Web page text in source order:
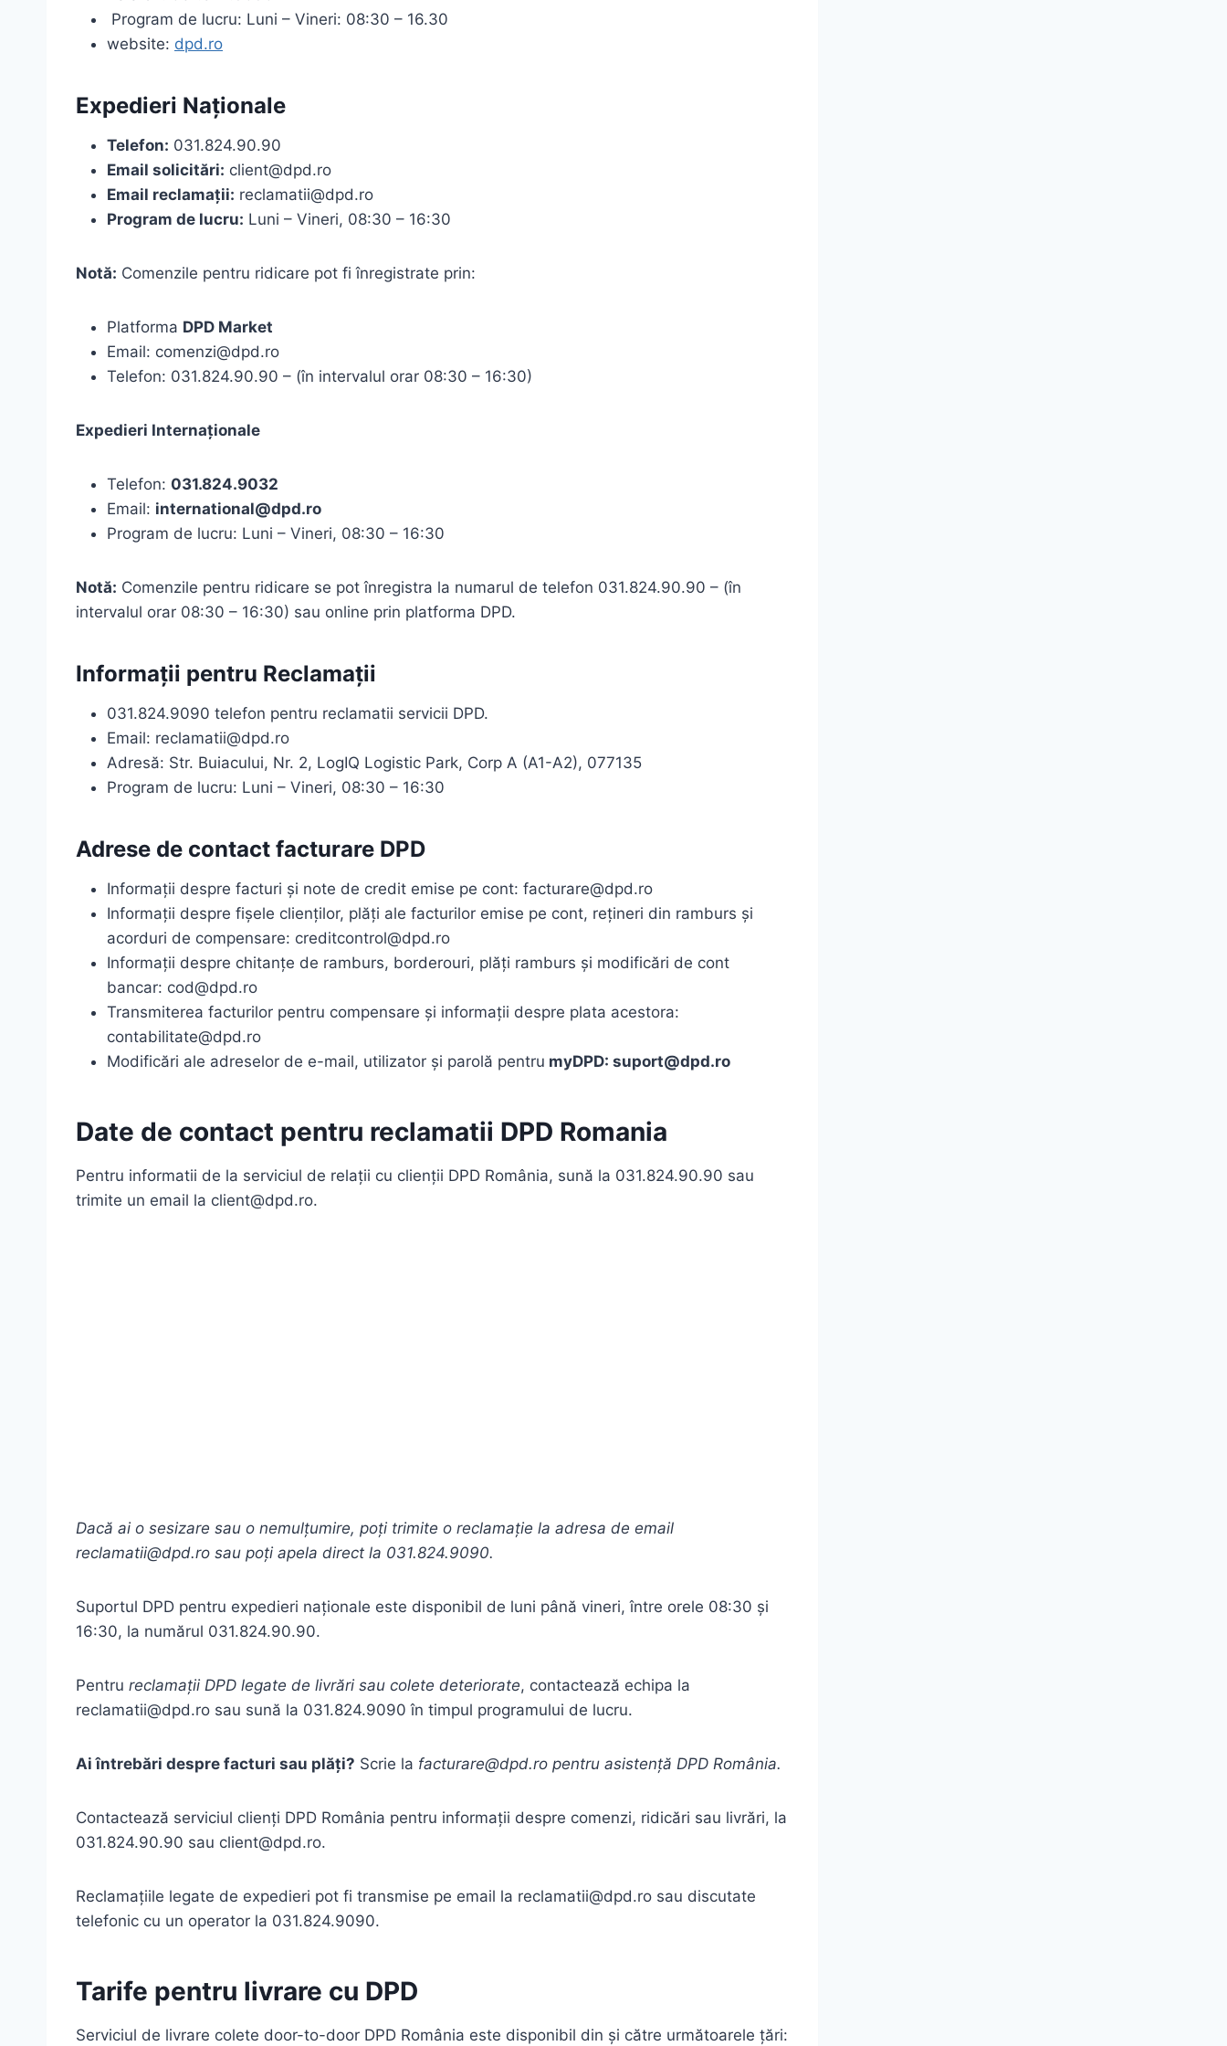
Program de lucru: Luni – Vineri: 08:30 – 16.30
website: dpd.ro
Expedieri Naționale
Telefon: 031.824.90.90
Email solicitări: client@dpd.ro
Email reclamații: reclamatii@dpd.ro
Program de lucru: Luni – Vineri, 08:30 – 16:30
Notă: Comenzile pentru ridicare pot fi înregistrate prin:
Platforma DPD Market
Email: comenzi@dpd.ro
Telefon: 031.824.90.90 – (în intervalul orar 08:30 – 16:30)
Expedieri Internaționale
Telefon: 031.824.9032
Email: international@dpd.ro
Program de lucru: Luni – Vineri, 08:30 – 16:30
Notă: Comenzile pentru ridicare se pot înregistra la numarul de telefon 031.824.90.90 – (în
intervalul orar 08:30 – 16:30) sau online prin platforma DPD.
Informații pentru Reclamații
031.824.9090 telefon pentru reclamatii servicii DPD.
Email: reclamatii@dpd.ro
Adresă: Str. Buiacului, Nr. 2, LogIQ Logistic Park, Corp A (A1-A2), 077135
Program de lucru: Luni – Vineri, 08:30 – 16:30
Adrese de contact facturare DPD
Informații despre facturi și note de credit emise pe cont: facturare@dpd.ro
Informații despre fișele clienților, plăți ale facturilor emise pe cont, rețineri din ramburs și
acorduri de compensare: creditcontrol@dpd.ro
Informații despre chitanțe de ramburs, borderouri, plăți ramburs și modificări de cont
bancar: cod@dpd.ro
Transmiterea facturilor pentru compensare și informații despre plata acestora:
contabilitate@dpd.ro
Modificări ale adreselor de e-mail, utilizator și parolă pentru myDPD: suport@dpd.ro
Date de contact pentru reclamatii DPD Romania
Pentru informatii de la serviciul de relații cu clienții DPD România, sună la 031.824.90.90 sau
trimite un email la client@dpd.ro.
Dacă ai o sesizare sau o nemulțumire, poți trimite o reclamație la adresa de email
reclamatii@dpd.ro sau poți apela direct la 031.824.9090.
Suportul DPD pentru expedieri naționale este disponibil de luni până vineri, între orele 08:30 și
16:30, la numărul 031.824.90.90.
Pentru reclamații DPD legate de livrări sau colete deteriorate, contactează echipa la
reclamatii@dpd.ro sau sună la 031.824.9090 în timpul programului de lucru.
Ai întrebări despre facturi sau plăți? Scrie la facturare@dpd.ro pentru asistență DPD România.
Contactează serviciul clienți DPD România pentru informații despre comenzi, ridicări sau livrări, la
031.824.90.90 sau client@dpd.ro.
Reclamațiile legate de expedieri pot fi transmise pe email la reclamatii@dpd.ro sau discutate
telefonic cu un operator la 031.824.9090.
Tarife pentru livrare cu DPD
Serviciul de livrare colete door-to-door DPD România este disponibil din și către următoarele țări: